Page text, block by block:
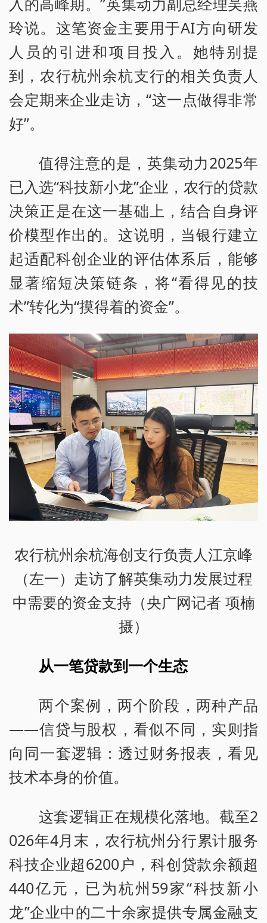
玲说。这笔资金主要用于AI方向研发
人员的引进和项目投入。她特别提
到，农行杭州余杭支行的相关负责人
会定期来企业走访，“这一点做得非常
好”。
值得注意的是，英集动力2025年
已入选“科技新小龙”企业，农行的贷款
决策正是在这一基础上，结合自身评
价模型作出的。这说明，当银行建立
起适配科创企业的评估体系后，能够
显著缩短决策链条，将“看得见的技
术”转化为“摸得着的资金”。
农行杭州余杭海创支行负责人江京峰
（左一）走访了解英集动力发展过程
中需要的资金支持（央广网记者 项楠
摄）
从一笔贷款到一个生态
两个案例，两个阶段，两种产品
——信贷与股权，看似不同，实则指
向同一套逻辑：透过财务报表，看见
技术本身的价值。
这套逻辑正在规模化落地。截至2
026年4月末，农行杭州分行累计服务
科技企业超6200户，科创贷款余额超
440亿元，已为杭州59家“科技新小
龙”企业中的二十余家提供专属金融支